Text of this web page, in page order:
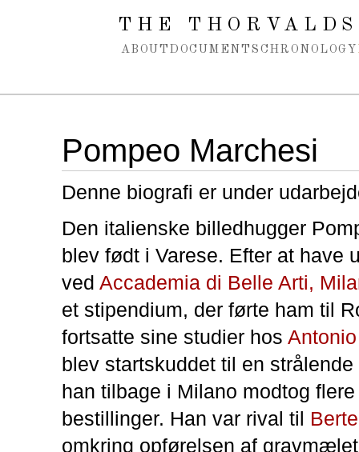
Spring navigation over
THE
ABOUT DOCUMENTS CHRONOLOGY
Pompeo Marchesi
Denne biografi er under
Den italienske billedhugger
blev født i Varese. Efter at have
ved Accademia di Belle Arti,
et stipendium, der førte ham til
fortsatte sine studier hos
blev startskuddet til en
han tilbage i Milano modtog
bestillinger. Han var rival til
omkring opførelsen af